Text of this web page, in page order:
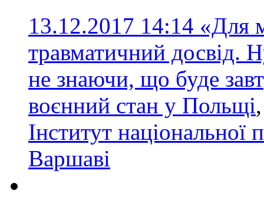
13.12.2017 14:14 «Для
травматичний досвід.
не знаючи, що буде
воєнний стан у Польщі
Інститут національної
Варшаві